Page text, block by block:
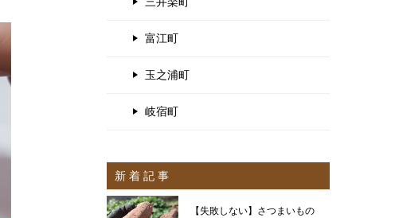
富江町
玉之浦町
岐宿町
新 着 記 事
【失敗しない】さつまいもの